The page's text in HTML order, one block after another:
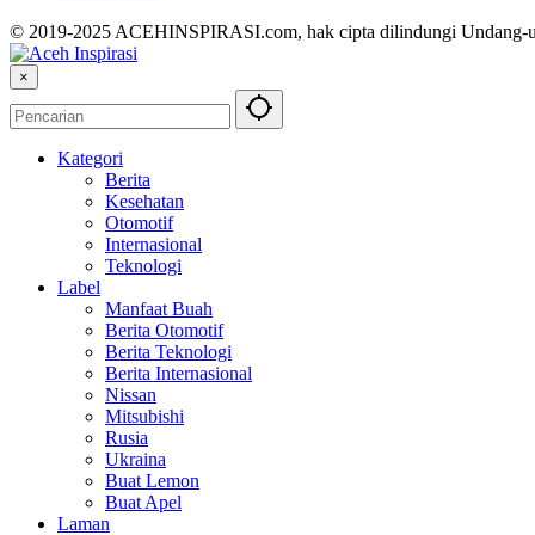
© 2019-2025 ACEHINSPIRASI.com, hak cipta dilindungi Undang-
×
Kategori
Berita
Kesehatan
Otomotif
Internasional
Teknologi
Label
Manfaat Buah
Berita Otomotif
Berita Teknologi
Berita Internasional
Nissan
Mitsubishi
Rusia
Ukraina
Buat Lemon
Buat Apel
Laman